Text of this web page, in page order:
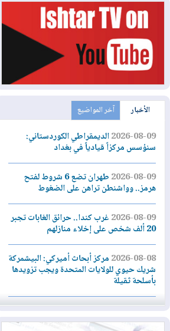
الأخبار آخر المواضيع
2026-08-09الديمقراطي الكوردستاني:
سنؤسس مركزاً قيادياً في بغداد
2026-08-09
طهران تضع 6 شروط لفتح
هرمز.. وواشنطن تراهن على الضغوط
2026-08-09غرب كندا.. حرائق الغابات تجبر
2026-08-08مركز أبحاث أميركي: البيشمركة
شريك حيوي للولايات المتحدة ويجب تزويدها
بأسلحة ثقيلة
2026-08-08الداخلية: رصد شائعات مفبركة
بالذكاء الاصطناعي ومقاطع قديمة يعاد نشرها